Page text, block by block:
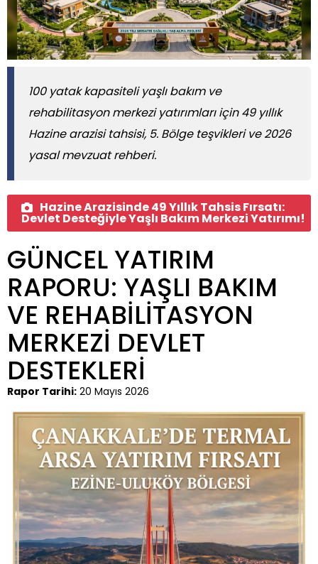
100 yatak kapasiteli yaşlı bakım ve
rehabilitasyon merkezi yatırımları için 49 yıllık
Hazine arazisi tahsisi, 5. Bölge teşvikleri ve 2026
yasal mevzuat rehberi.
Hazine Arazisinde 49 Yıllık Tahsis Fırsatı:
Devlet Desteğiyle Yaşlı Bakım Merkezi Yatırımı!
GÜNCEL YATIRIM
RAPORU: YAŞLI BAKIM
VE REHABİLİTASYON
MERKEZİ DEVLET
DESTEKLERİ
Rapor Tarihi: 20 Mayıs 2026